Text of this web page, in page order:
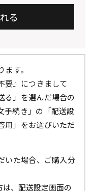
す。
要』につきまして
る」を選んだ場合の
手続き」の「配送設
用」をお選びいただ
いた場合、ご購入分
、配送設定画面の